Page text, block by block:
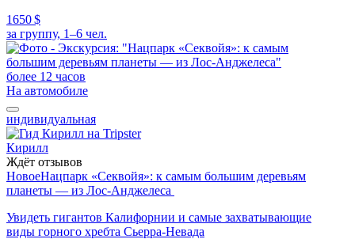
1650 $
за группу, 1–6 чел.
более 12 часов
На автомобиле
индивидуальная
Кирилл
Ждёт отзывов
НовоеНацпарк «Секвойя»: к самым большим деревьям
планеты — из Лос-Анджелеса
Увидеть гигантов Калифорнии и самые захватывающие
виды горного хребта Сьерра-Невада